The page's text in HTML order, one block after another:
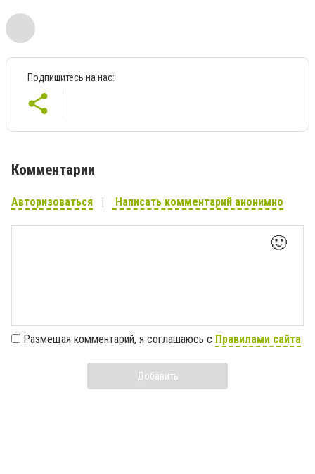
Подпишитесь на нас:
Комментарии
Авторизоваться Написать комментарий анонимно
🙂
Размещая комментарий, я соглашаюсь с Правилами сайта
Добавить